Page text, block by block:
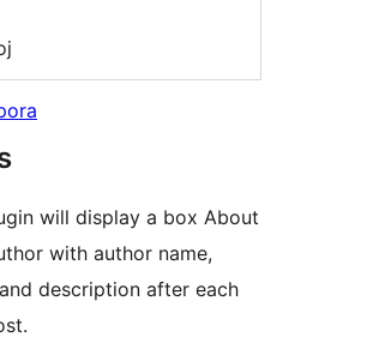
will display a box About
with author name,
description after each